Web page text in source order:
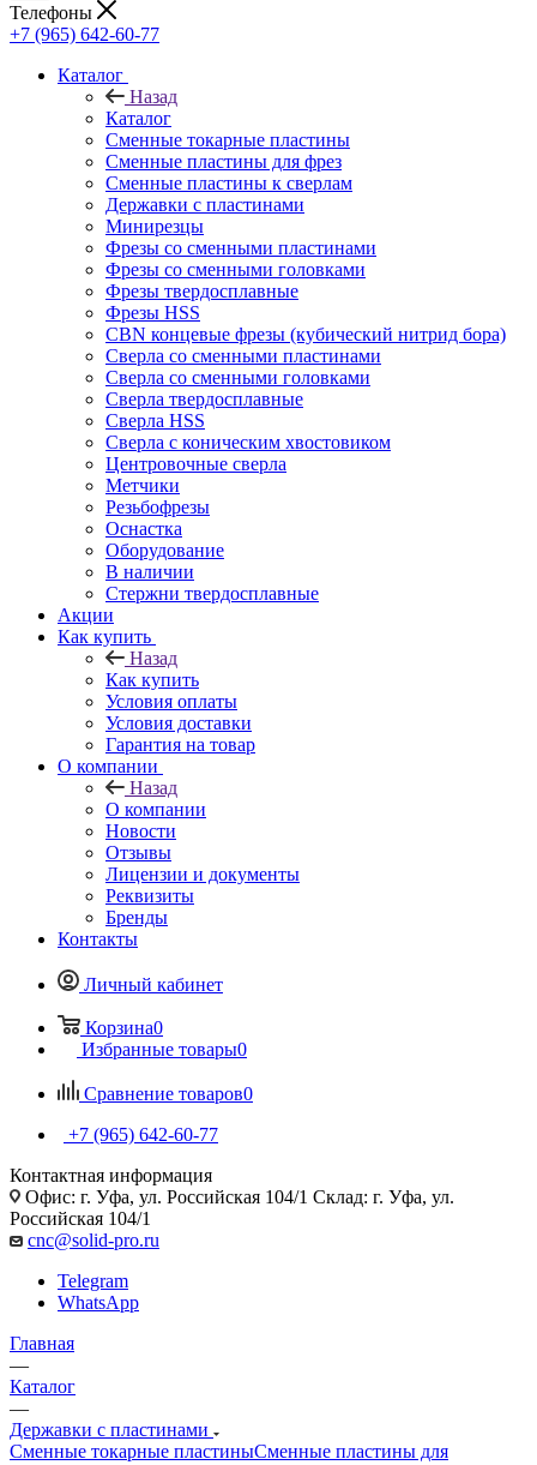
Телефоны
+7 (965) 642-60-77
Каталог
Назад
Каталог
Сменные токарные пластины
Сменные пластины для фрез
Сменные пластины к сверлам
Державки с пластинами
Минирезцы
Фрезы со сменными пластинами
Фрезы со сменными головками
Фрезы твердосплавные
Фрезы HSS
CBN концевые фрезы (кубический нитрид бора)
Сверла со сменными пластинами
Сверла со сменными головками
Сверла твердосплавные
Сверла HSS
Сверла с коническим хвостовиком
Центровочные сверла
Метчики
Резьбофрезы
Оснастка
Оборудование
В наличии
Стержни твердосплавные
Акции
Как купить
Назад
Как купить
Условия оплаты
Условия доставки
Гарантия на товар
О компании
Назад
О компании
Новости
Отзывы
Лицензии и документы
Реквизиты
Бренды
Контакты
Личный кабинет
Корзина0
Избранные товары0
Сравнение товаров0
+7 (965) 642-60-77
Контактная информация
Офис: г. Уфа, ул. Российская 104/1 Склад: г. Уфа, ул.
Российская 104/1
cnc@solid-pro.ru
Telegram
WhatsApp
Главная
—
Каталог
—
Державки с пластинами
Сменные токарные пластиныСменные пластины для